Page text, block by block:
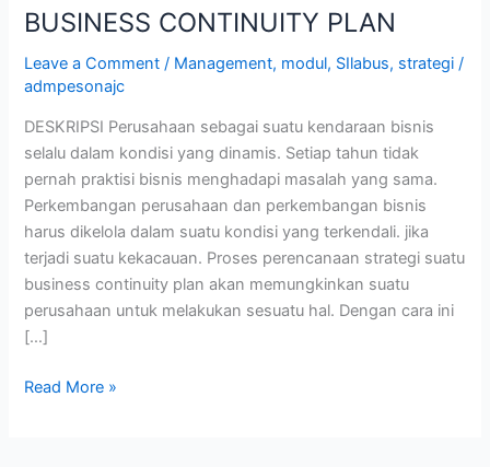
BUSINESS CONTINUITY PLAN
Leave a Comment / Management, modul, SIlabus, strategi /
admpesonajc
DESKRIPSI Perusahaan sebagai suatu kendaraan bisnis
selalu dalam kondisi yang dinamis. Setiap tahun tidak
pernah praktisi bisnis menghadapi masalah yang sama.
Perkembangan perusahaan dan perkembangan bisnis
harus dikelola dalam suatu kondisi yang terkendali. jika
terjadi suatu kekacauan. Proses perencanaan strategi suatu
business continuity plan akan memungkinkan suatu
perusahaan untuk melakukan sesuatu hal. Dengan cara ini
[…]
Read More »